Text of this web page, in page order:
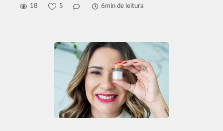
18 5 6min de leitura